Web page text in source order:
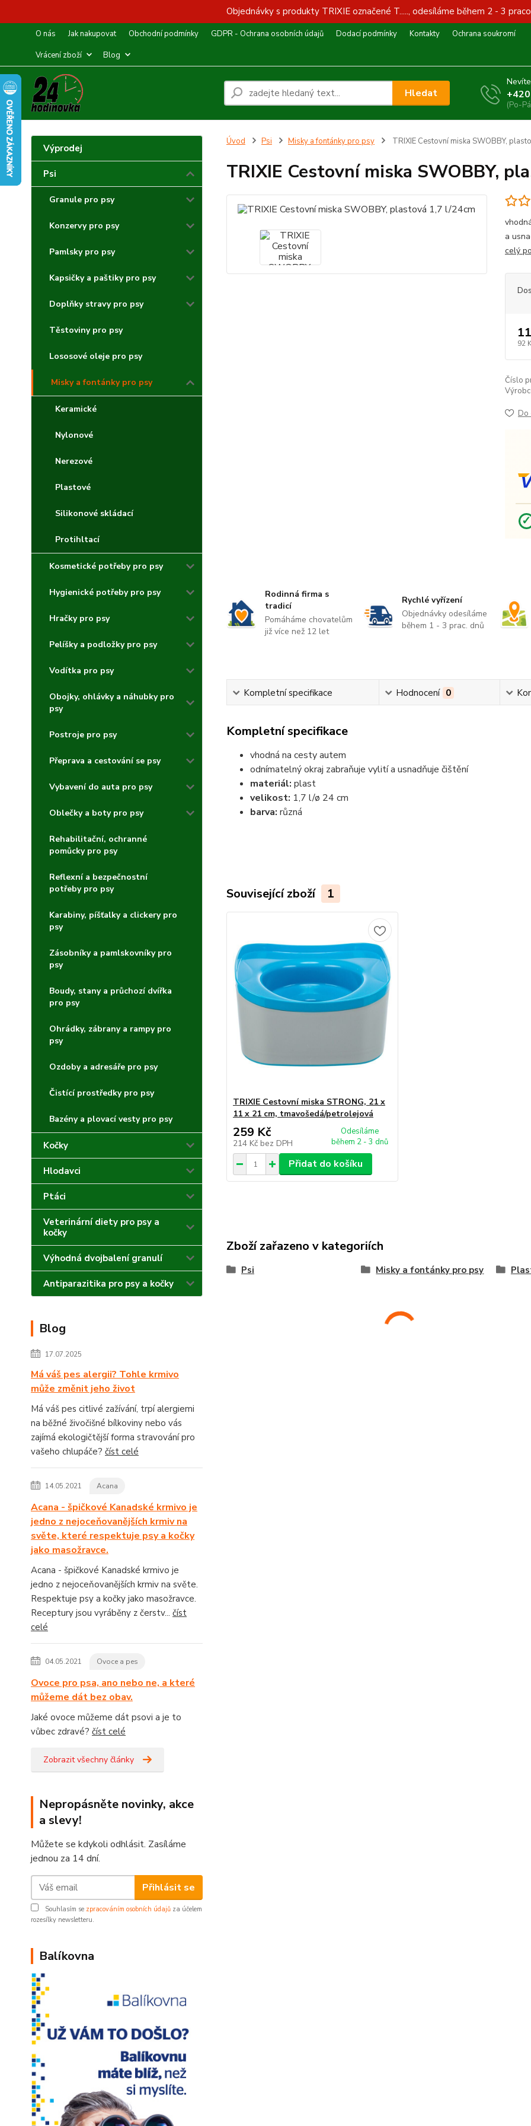
Objednávky s produkty TRIXIE označené T....., odesíláme během 2 - 3
O nás Jak nakupovat Obchodní podmínky GDPR - Ochrana osobních údajů Dodací podmínky Kontakty
Ochrana soukromí
Vrácení zboží
Blog
Hledat
(Po-
Výprodej
Psi
Granule pro psy
Konzervy pro psy
Pamlsky pro psy
Kapsičky a paštiky pro psy
Doplňky stravy pro psy
Těstoviny pro psy
Lososové oleje pro psy
Misky a fontánky pro psy
Keramické
Nylonové
Nerezové
Plastové
Silikonové skládací
Protihltací
Kosmetické potřeby pro psy
Hygienické potřeby pro psy
Hračky pro psy
Pelíšky a podložky pro psy
Vodítka pro psy
Obojky, ohlávky a náhubky pro
psy
Postroje pro psy
Přeprava a cestování se psy
Vybavení do auta pro psy
Oblečky a boty pro psy
Rehabilitační, ochranné
pomůcky pro psy
Reflexní a bezpečnostní
potřeby pro psy
Karabiny, píšťalky a clickery pro
psy
Zásobníky a pamlskovníky pro
psy
Boudy, stany a průchozí dvířka
pro psy
Ohrádky, zábrany a rampy pro
psy
Ozdoby a adresáře pro psy
Čistící prostředky pro psy
Bazény a plovací vesty pro psy
Kočky
Hlodavci
Ptáci
Veterinární diety pro psy a
kočky
Výhodná dvojbalení granulí
Antiparazitika pro psy a kočky
Blog
17.07.2025
Má váš pes alergii? Tohle krmivo
může změnit jeho život
Má váš pes citlivé zažívání, trpí alergiemi
na běžné živočišné bílkoviny nebo vás
zajímá ekologičtější forma stravování pro
vašeho chlupáče? číst celé
14.05.2021 Acana
Acana - špičkové Kanadské krmivo je
jedno z nejoceňovanějších krmiv na
světe, které respektuje psy a kočky
jako masožravce.
Acana - špičkové Kanadské krmivo je
jedno z nejoceňovanějších krmiv na světe.
Respektuje psy a kočky jako masožravce.
Receptury jsou vyráběny z čerstv... číst
celé
04.05.2021 Ovoce a pes
Ovoce pro psa, ano nebo ne, a které
můžeme dát bez obav.
Jaké ovoce můžeme dát psovi a je to
vůbec zdravé? číst celé
Zobrazit všechny články
Nepropásněte novinky, akce
a slevy!
Můžete se kdykoli odhlásit. Zasíláme
jednou za 14 dní.
Přihlásit se
Souhlasím se zpracováním osobních údajů za účelem
rozesílky newsletteru.
Balíkovna
Úvod Psi Misky a fontánky pro psy TRIXIE Cestovní miska SWOBBY,
TRIXIE Cestovní miska SWOBBY,
a
celý
92
Číslo
Do
✓
Rodinná firma s
tradicí
Pomáháme chovatelům
již více než 12 let
Rychlé vyřízení
Objednávky odesíláme
během 1 - 3 prac. dnů
Kompletní specifikace Hodnocení 0
Kompletní specifikace
vhodná na cesty autem
odnímatelný okraj zabraňuje vylití a usnadňuje čištění
materiál: plast
velikost: 1,7 l/ø 24 cm
barva: různá
Související zboží 1
TRIXIE Cestovní miska STRONG, 21 x
11 x 21 cm, tmavošedá/petrolejová
259 Kč
214 Kč bez DPH
Odesíláme
během 2 - 3 dnů
Přidat do košíku
Zboží zařazeno v kategoriích
Psi Misky a fontánky pro psy